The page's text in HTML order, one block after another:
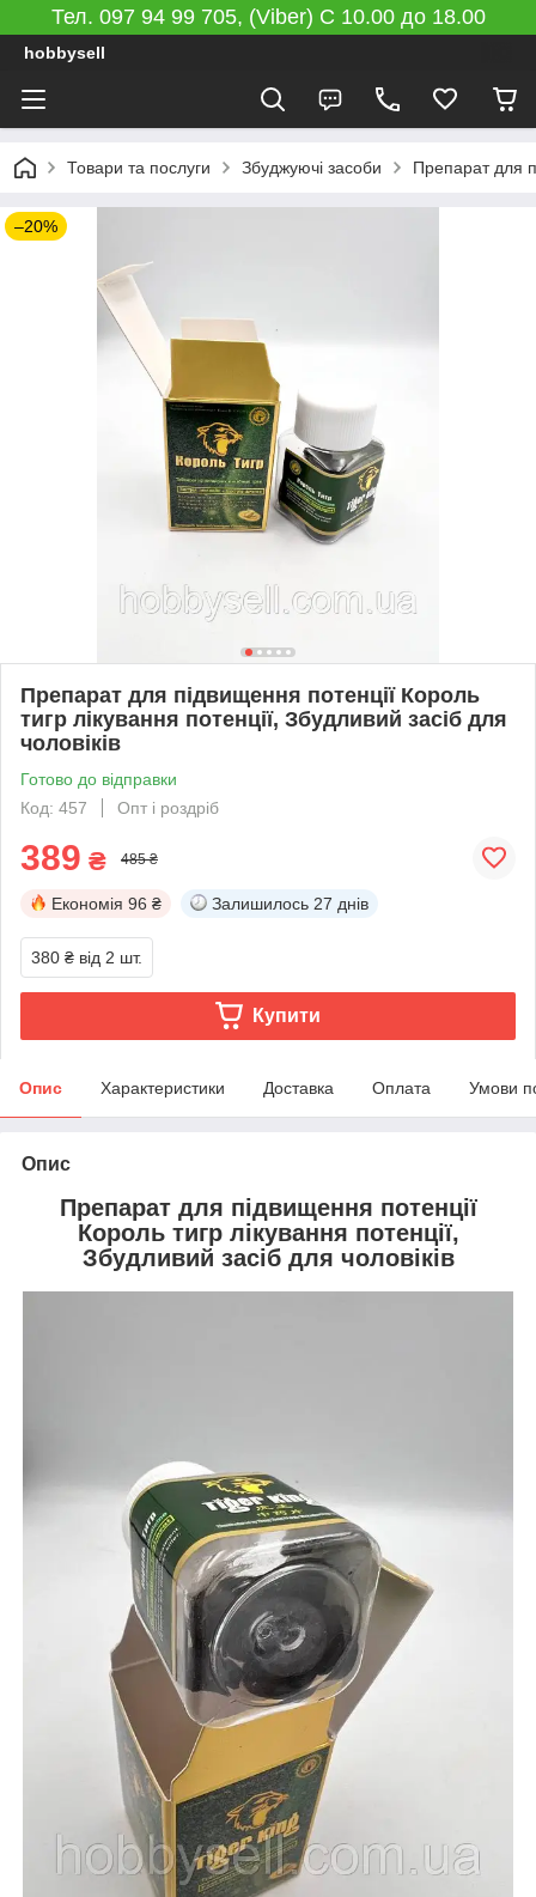
Тел. 097 94 99 705, (Viber) C 10.00 до 18.00
hobbysell
Товари та послуги Збуджуючі засоби Препарат для
–20%
Препарат для підвищення потенції Король
тигр лікування потенції, Збудливий засіб для
чоловіків
Готово до відправки
Код: 457
Опт і роздріб
389 ₴ 485 ₴
Економія 96 ₴ Залишилось 27 днів
380 ₴ від 2 шт.
Купити
Опис Характеристики Доставка Оплата Умови
Опис
Препарат для підвищення потенції
Король тигр лікування потенції,
Збудливий засіб для чоловіків